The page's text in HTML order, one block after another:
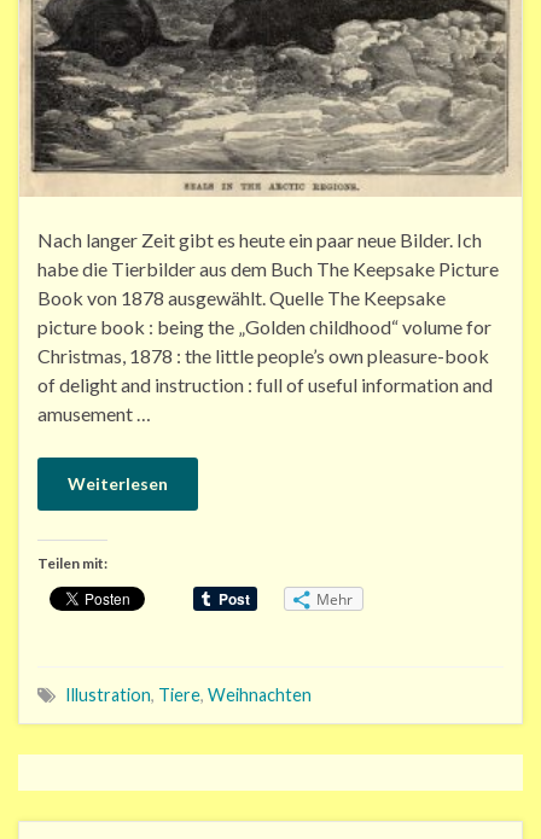
Nach langer Zeit gibt es heute ein paar neue Bilder. Ich
habe die Tierbilder aus dem Buch The Keepsake Picture
Book von 1878 ausgewählt. Quelle The Keepsake
picture book : being the „Golden childhood“ volume for
Christmas, 1878 : the little people’s own pleasure-book
of delight and instruction : full of useful information and
amusement …
Weiterlesen
Teilen mit:
Mehr
Illustration, Tiere, Weihnachten